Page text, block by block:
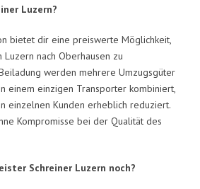
Luzern?
bietet dir eine preiswerte Möglichkeit,
nach Oberhausen zu
werden mehrere Umzugsgüter
einem einzigen Transporter kombiniert,
einzelnen Kunden erheblich reduziert.
Kompromisse bei der Qualität des
Schreiner Luzern noch?